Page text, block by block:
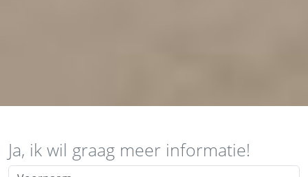
Ja, ik wil graag meer informatie!